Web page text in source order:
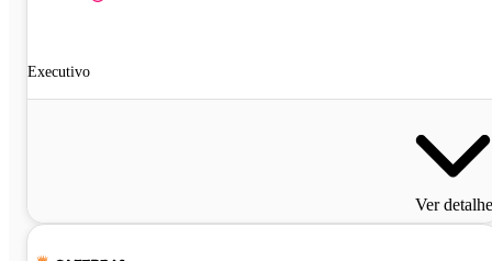
Executivo
Ver